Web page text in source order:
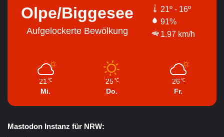
Olpe/Biggesee
Aufgelockerte Bewölkung
21º - 16º
91%
1.97 km/h
21 ℃
Mi.
25 ℃
Do.
26 ℃
Fr.
Mastodon Instanz für NRW: